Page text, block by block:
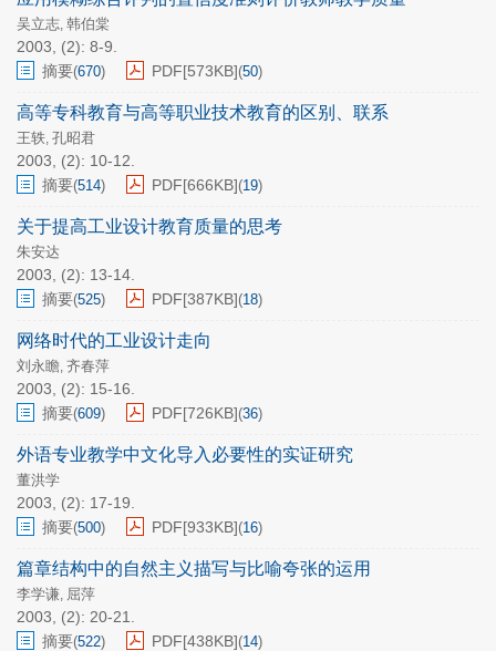
吴立志, 韩伯棠
2003, (2): 8-9.
摘要(670) PDF[573KB](50)
高等专科教育与高等职业技术教育的区别、联系
王轶, 孔昭君
2003, (2): 10-12.
摘要(514) PDF[666KB](19)
关于提高工业设计教育质量的思考
朱安达
2003, (2): 13-14.
摘要(525) PDF[387KB](18)
网络时代的工业设计走向
刘永瞻, 齐春萍
2003, (2): 15-16.
摘要(609) PDF[726KB](36)
外语专业教学中文化导入必要性的实证研究
董洪学
2003, (2): 17-19.
摘要(500) PDF[933KB](16)
篇章结构中的自然主义描写与比喻夸张的运用
李学谦, 屈萍
2003, (2): 20-21.
摘要(522) PDF[438KB](14)